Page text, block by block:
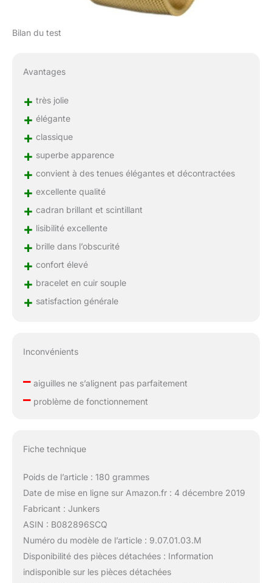
Bilan du test
Avantages
+ très jolie
+ élégante
+ classique
+ superbe apparence
+ convient à des tenues élégantes et décontractées
+ excellente qualité
+ cadran brillant et scintillant
+ lisibilité excellente
+ brille dans l’obscurité
+ confort élevé
+ bracelet en cuir souple
+ satisfaction générale
Inconvénients
–aiguilles ne s’alignent pas parfaitement
–problème de fonctionnement
Fiche technique
Poids de l’article : 180 grammes
Date de mise en ligne sur Amazon.fr : 4 décembre 2019
Fabricant : Junkers
ASIN : B082896SCQ
Numéro du modèle de l’article : 9.07.01.03.M
Disponibilité des pièces détachées : Information
indisponible sur les pièces détachées